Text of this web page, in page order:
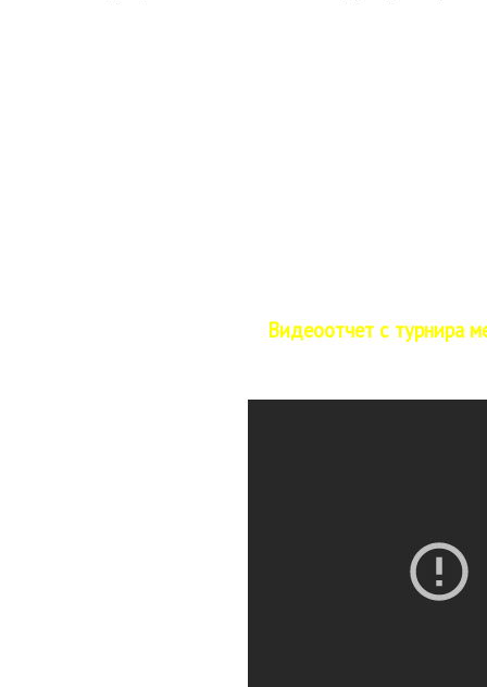
Видеоотчет с турнира